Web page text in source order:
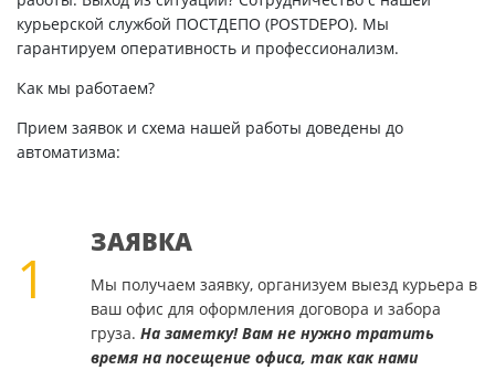
курьерской службой ПОСТДЕПО (POSTDEPO). Мы
гарантируем оперативность и профессионализм.
Как мы работаем?
Прием заявок и схема нашей работы доведены до
автоматизма:
1
ЗАЯВКА
Мы получаем заявку, организуем выезд курьера в
ваш офис для оформления договора и забора
груза. На заметку! Вам не нужно тратить
время на посещение офиса, так как нами